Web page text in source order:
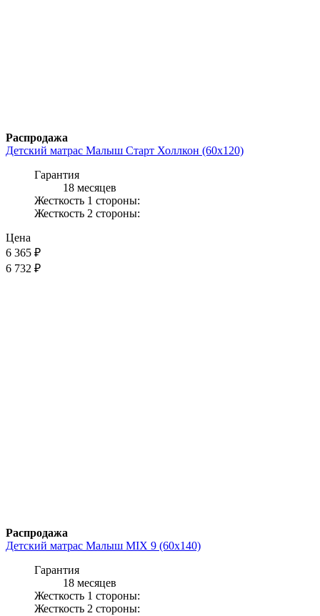
Распродажа
Детский матрас Малыш Старт Холлкон (60x120)
Гарантия
18 месяцев
Жесткость 1 стороны:
Жесткость 2 стороны:
Цена
6 365 ₽
6 732 ₽
Распродажа
Детский матрас Малыш MIX 9 (60x140)
Гарантия
18 месяцев
Жесткость 1 стороны:
Жесткость 2 стороны: